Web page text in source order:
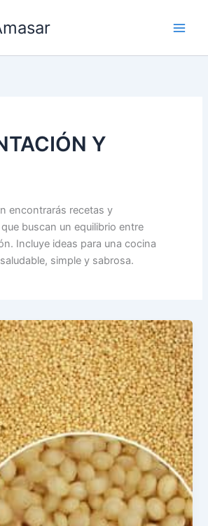
Y
encontrarás recetas y
buscan un equilibrio entre
Incluye ideas para una cocina
simple y sabrosa.